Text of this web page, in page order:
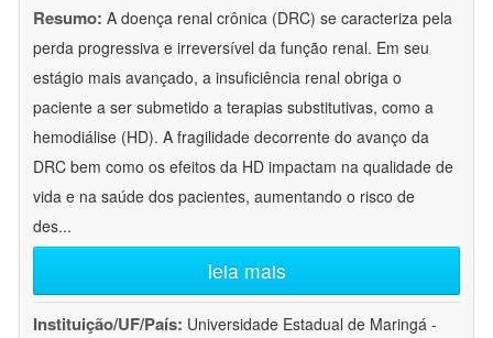
Resumo: A doença renal crônica (DRC) se caracteriza pela
perda progressiva e irreversível da função renal. Em seu
estágio mais avançado, a insuficiência renal obriga o
paciente a ser submetido a terapias substitutivas, como a
hemodiálise (HD). A fragilidade decorrente do avanço da
DRC bem como os efeitos da HD impactam na qualidade de
vida e na saúde dos pacientes, aumentando o risco de
des...
leia mais
Instituição/UF/País: Universidade Estadual de Maringá -